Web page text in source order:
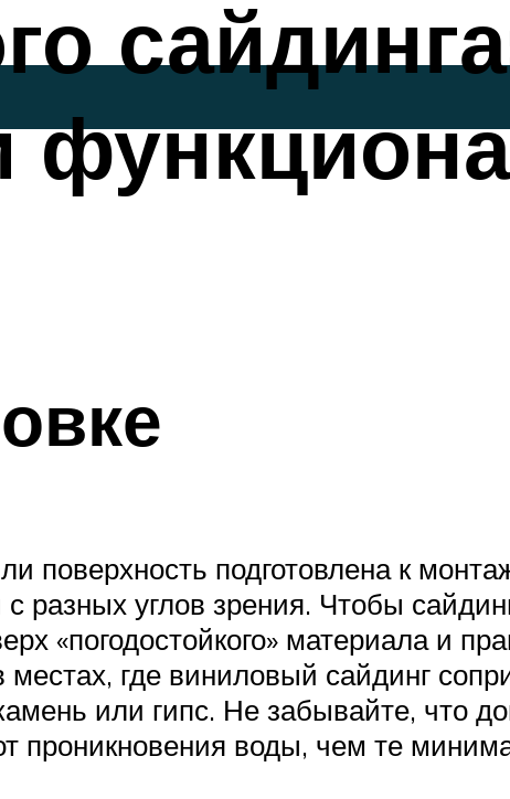
поверхность подготовлена к
разных углов зрения. Чтобы
«погодостойкого» материала и
где виниловый сайдинг
или гипс. Не забывайте, что
проникновения воды, чем те